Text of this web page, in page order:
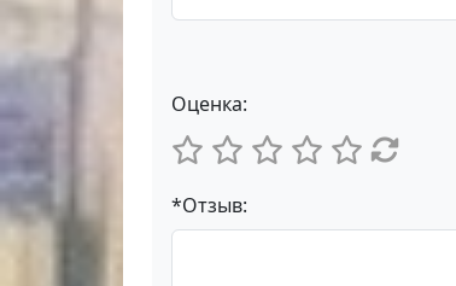
Оценка:
*Отзыв: